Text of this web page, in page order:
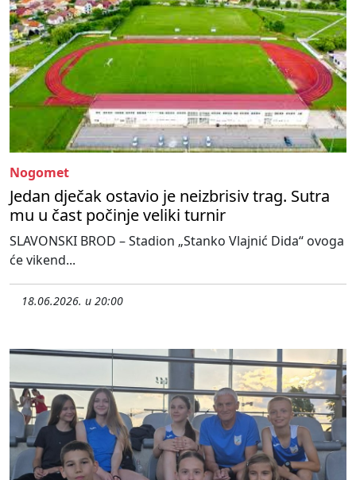
Nogomet
Jedan dječak ostavio je neizbrisiv trag. Sutra
mu u čast počinje veliki turnir
SLAVONSKI BROD – Stadion „Stanko Vlajnić Dida“ ovoga
će vikend...
18.06.2026. u 20:00